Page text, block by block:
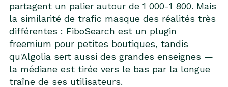
partagent un palier autour de 1 000-1 800. Mais
la similarité de trafic masque des réalités très
différentes : FiboSearch est un plugin
freemium pour petites boutiques, tandis
qu'Algolia sert aussi des grandes enseignes —
la médiane est tirée vers le bas par la longue
traîne de ses utilisateurs.